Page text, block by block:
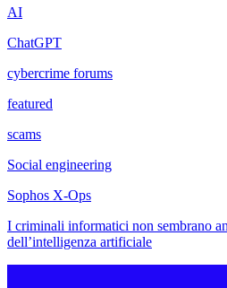
AI
ChatGPT
cybercrime forums
featured
scams
Social engineering
Sophos X-Ops
I criminali informatici non sembrano
dell’intelligenza artificiale